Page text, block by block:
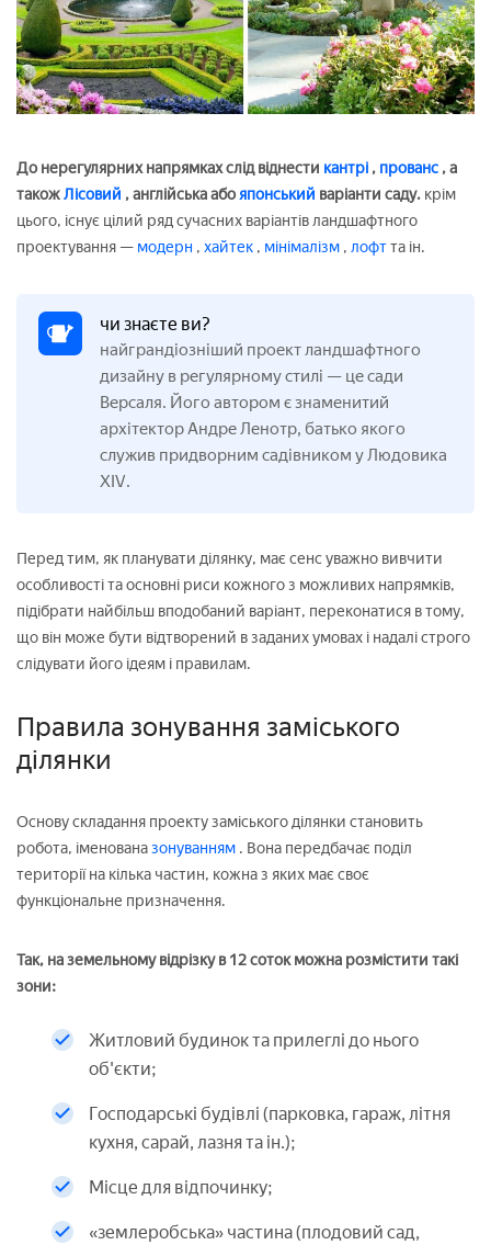
До нерегулярних напрямках слід віднести кантрі , прованс , а
такожЛісовий , англійська абояпонський варіанти саду. крім
цього, існує цілий ряд сучасних варіантів ландшафтного
проектування — модерн , хайтек , мінімалізм , лофтта ін.
чи знаєте ви?
найграндіозніший проект ландшафтного
дизайну в регулярному стилі — це сади
Версаля. Його автором є знаменитий
архітектор Андре Ленотр, батько якого
служив придворним садівником у Людовика
XIV.
Перед тим, як планувати ділянку, має сенс уважно вивчити
особливості та основні риси кожного з можливих напрямків,
підібрати найбільш вподобаний варіант, переконатися в тому,
що він може бути відтворений в заданих умовах і надалі строго
слідувати його ідеям і правилам.
Правила зонування заміського
ділянки
Основу складання проекту заміського ділянки становить
робота, іменованазонуванням . Вона передбачає поділ
території на кілька частин, кожна з яких має своє
функціональне призначення.
Так, на земельному відрізку в 12 соток можна розмістити такі
зони:
Житловий будинок та прилеглі до нього
об'єкти;
Господарські будівлі (парковка, гараж, літня
кухня, сарай, лазня та ін.);
Місце для відпочинку;
«землеробська» частина (плодовий сад,